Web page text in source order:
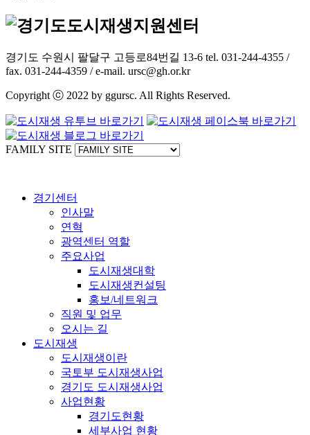
경기도 수원시 팔달구 고등로84번길 13-6 tel. 031-244-4355 /
fax. 031-244-4359 / e-mail. ursc@gh.or.kr
Copyright ⓒ 2022 by ggursc. All Rights Reserved.
FAMILY SITE
경기센터
인사말
연혁
광역센터 역할
주요사업
도시재생대학
도시재생컨설팅
홍보/네트워크
직원 및 업무
오시는 길
도시재생
도시재생이란
국토부 도시재생사업
경기도 도시재생사업
사업현황
경기도현황
세부사업 현황